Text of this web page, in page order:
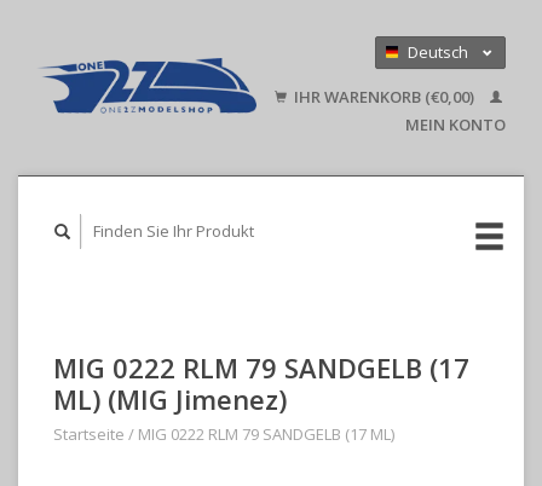
Deutsch
English
IHR WARENKORB (€0,00)
MEIN KONTO
MIG 0222 RLM 79 SANDGELB (17
ML) (MIG Jimenez)
Startseite / MIG 0222 RLM 79 SANDGELB (17 ML)